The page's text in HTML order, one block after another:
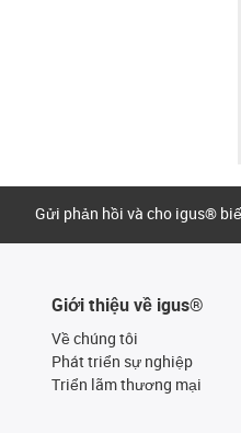
Gửi phản hồi và cho igus®
Giới thiệu về igus®
Về chúng tôi
Phát triển sự nghiệp
Triển lãm thương mại